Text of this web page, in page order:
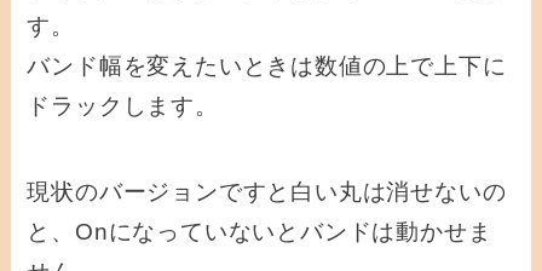
す。
バンド幅を変えたいときは数値の上で上下に
ドラックします。
現状のバージョンですと白い丸は消せないの
と、Onになっていないとバンドは動かせま